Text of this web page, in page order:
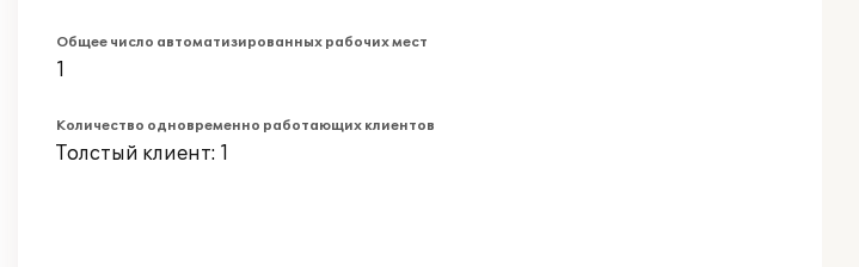
Общее число автоматизированных рабочих мест
1
Количество одновременно работающих клиентов
Толстый клиент: 1